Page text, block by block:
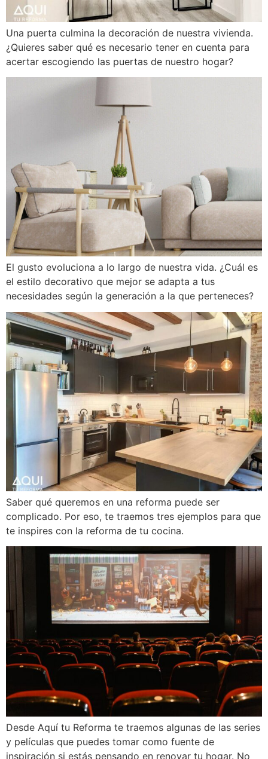
Una puerta culmina la decoración de nuestra vivienda.
¿Quieres saber qué es necesario tener en cuenta para
acertar escogiendo las puertas de nuestro hogar?
El gusto evoluciona a lo largo de nuestra vida. ¿Cuál es
el estilo decorativo que mejor se adapta a tus
necesidades según la generación a la que perteneces?
Saber qué queremos en una reforma puede ser
complicado. Por eso, te traemos tres ejemplos para que
te inspires con la reforma de tu cocina.
Desde Aquí tu Reforma te traemos algunas de las series
y películas que puedes tomar como fuente de
inspiración si estás pensando en renovar tu hogar. No